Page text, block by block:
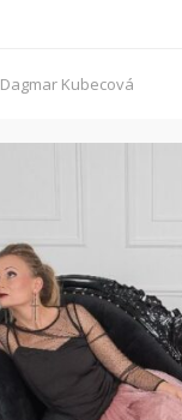
Dagmar Kubecová